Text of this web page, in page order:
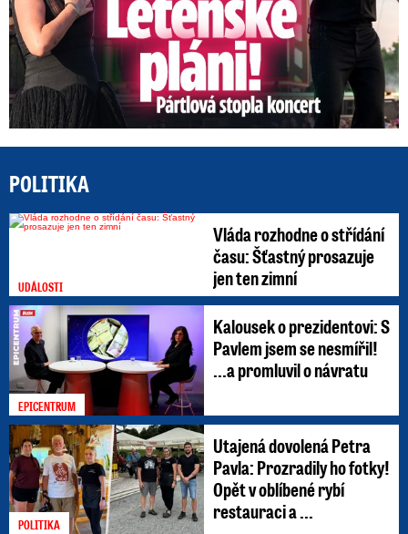
POLITIKA
UDÁLOSTI
Vláda rozhodne o střídání
času: Šťastný prosazuje
jen ten zimní
EPICENTRUM
Kalousek o prezidentovi: S
Pavlem jsem se nesmířil!
...a promluvil o návratu
POLITIKA
Utajená dovolená Petra
Pavla: Prozradily ho fotky!
Opět v oblíbené rybí
restauraci a ...